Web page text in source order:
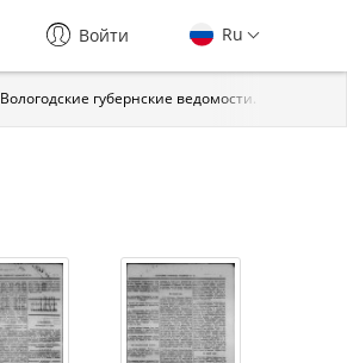
Ru
Войти
Вологодские губернские ведомости. Вологда,